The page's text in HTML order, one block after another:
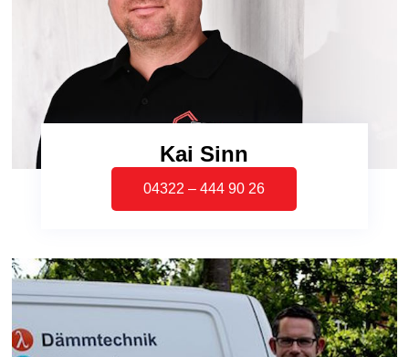
Kai Sinn
04322 – 444 90 26